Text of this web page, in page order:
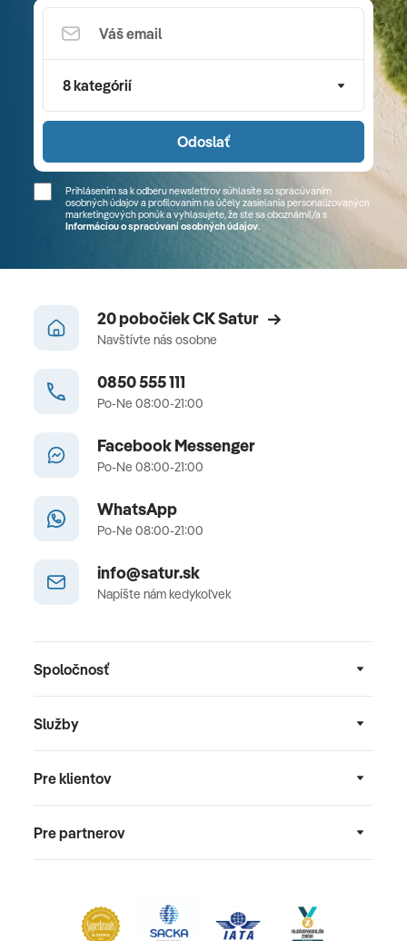
8 kategórií
Odoslať
Prihlásením sa k odberu newslettrov súhlasíte so spracúvaním
osobných údajov a profilovaním na účely zasielania personalizovaných
marketingových ponúk a vyhlasujete, že ste sa oboznámil/a s
Informáciou o spracúvaní osobných údajov.
20 pobočiek CK Satur
Navštívte nás osobne
0850 555 111
Po-Ne 08:00-21:00
Facebook Messenger
Po-Ne 08:00-21:00
WhatsApp
Po-Ne 08:00-21:00
info@satur.sk
Napíšte nám kedykoľvek
Spoločnosť
Služby
Pre klientov
Pre partnerov